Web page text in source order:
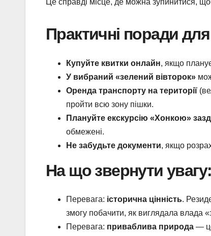
Це справді місце, де можна зупинитися,
Практичні поради для
Купуйте квитки онлайн, якщо
У вибраний «зелений вівторок»
Оренда транспорту на території
пройти всю зону пішки.
Плануйте екскурсію «Хонкою»
обмежені.
Не забудьте документи, якщо
На що звернути
Перевага: історична цінність.
змогу побачити, як виглядала влада
Перевага: приваблива природа —